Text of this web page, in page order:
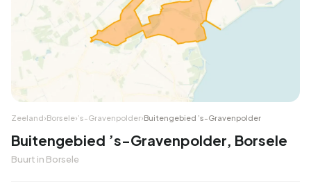
Zeeland›Borsele›’s-Gravenpolder›Buitengebied ’s-Gravenpolder
Buitengebied ’s-Gravenpolder, Borsele
Buurt in Borsele